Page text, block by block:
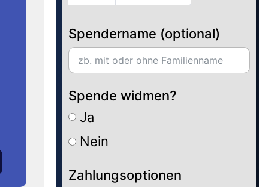
Spendername (optional)
Spende widmen?
Ja
Nein
Zahlungsoptionen